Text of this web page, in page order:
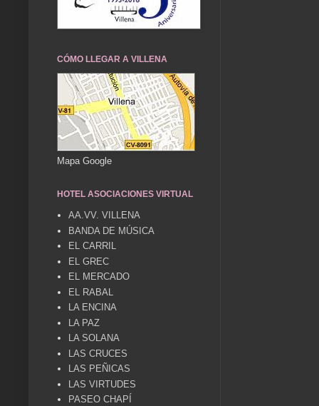
CÓMO LLEGAR A VILLENA
Mapa Google
HOTEL ASOCIACIONES VIRTUAL
AA.VV. VILLENA
BANDA DE MÚSICA
EL CARRIL
EL GREC
EL MERCADO
EL RABAL
LA ENCINA
LA PAZ
LA SOLANA
LAS CRUCES
LAS PEÑICAS
LAS VIRTUDES
PASEO CHAPÍ